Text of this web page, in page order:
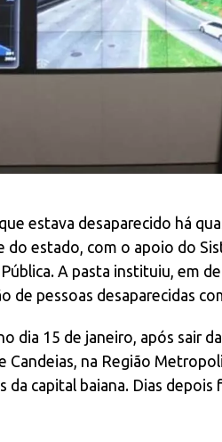
estava desaparecido há
do estado, com o apoio do
A pasta instituiu, em
de pessoas desaparecidas
dia 15 de janeiro, após sair
Candeias, na Região
capital baiana. Dias depois